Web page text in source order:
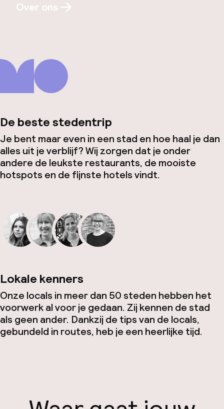
Over ons
De beste stedentrip
Je bent maar even in een stad en hoe haal je dan
alles uit je verblijf? Wij zorgen dat je onder
andere de leukste restaurants, de mooiste
hotspots en de fijnste hotels vindt.
Lokale kenners
Onze locals in meer dan 50 steden hebben het
voorwerk al voor je gedaan. Zij kennen de stad
als geen ander. Dankzij de tips van de locals,
gebundeld in routes, heb je een heerlijke tijd.